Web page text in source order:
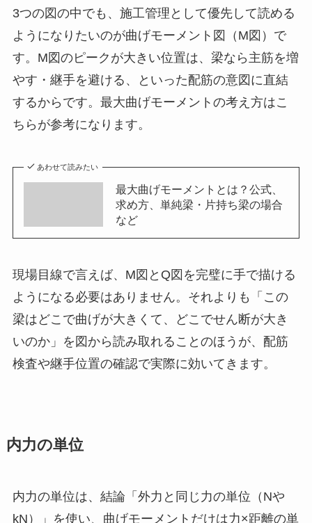
3つの図の中でも、施工管理として優先して読める
ようになりたいのが曲げモーメント図（M図）で
す。M図のピークが大きい位置は、梁なら主筋を増
やす・継手を避ける、といった配筋の意図に直結
するからです。最大曲げモーメントの考え方はこ
ちらが参考になります。
あわせて読みたい
最大曲げモーメントとは？公式、
求め方、単純梁・片持ち梁の場合
など
現場目線で言えば、M図とQ図を完璧に手で描ける
ようになる必要はありません。それよりも「この
梁はどこで曲げが大きくて、どこでせん断が大き
いのか」を図から読み取れることのほうが、配筋
検査や継手位置の確認で実際に効いてきます。
内力の単位
内力の単位は、結論「外力と同じ力の単位（Nや
kN）」を使い、曲げモーメントだけは力×距離の単